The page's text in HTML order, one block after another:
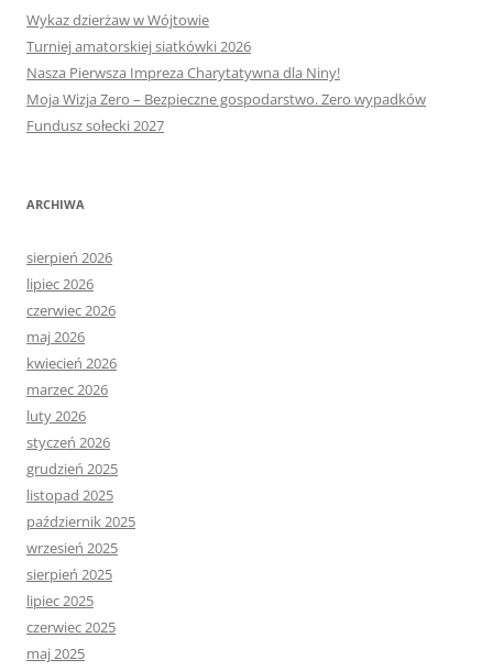
Wykaz dzierżaw w Wójtowie
Turniej amatorskiej siatkówki 2026
Nasza Pierwsza Impreza Charytatywna dla Niny!
Moja Wizja Zero – Bezpieczne gospodarstwo. Zero wypadków
Fundusz sołecki 2027
ARCHIWA
sierpień 2026
lipiec 2026
czerwiec 2026
maj 2026
kwiecień 2026
marzec 2026
luty 2026
styczeń 2026
grudzień 2025
listopad 2025
październik 2025
wrzesień 2025
sierpień 2025
lipiec 2025
czerwiec 2025
maj 2025